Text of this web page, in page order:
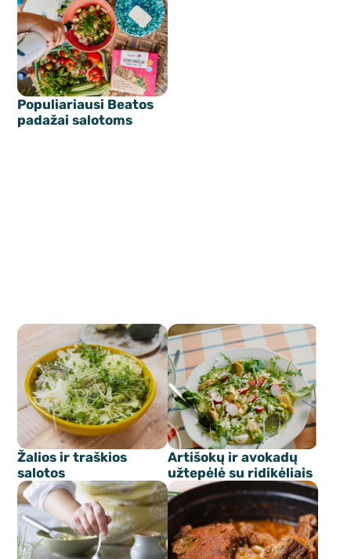
Populiariausi Beatos
padažai salotoms
Žalios ir traškios
salotos
Artišokų ir avokadų
užtepėlė su ridikėliais